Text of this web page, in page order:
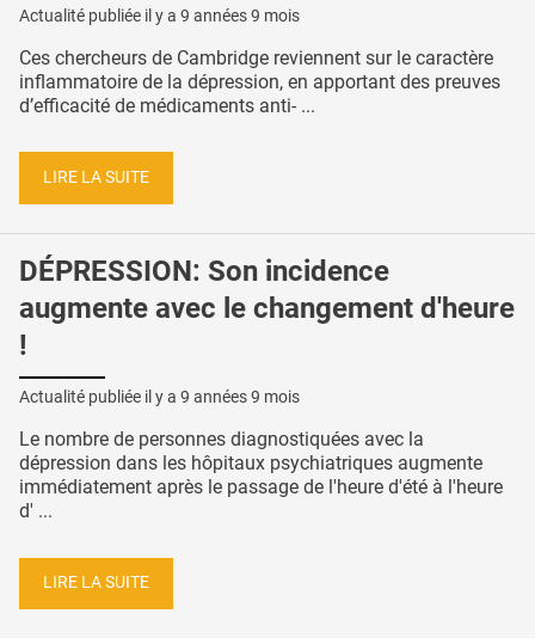
Actualité publiée il y a 9 années 9 mois
Ces chercheurs de Cambridge reviennent sur le caractère
inflammatoire de la dépression, en apportant des preuves
d’efficacité de médicaments anti- ...
LIRE LA SUITE
DÉPRESSION: Son incidence
augmente avec le changement d'heure
!
Actualité publiée il y a 9 années 9 mois
Le nombre de personnes diagnostiquées avec la
dépression dans les hôpitaux psychiatriques augmente
immédiatement après le passage de l'heure d'été à l'heure
d' ...
LIRE LA SUITE